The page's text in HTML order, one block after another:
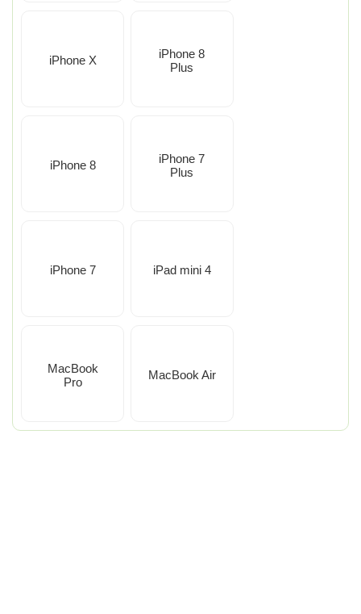
iPhone X
iPhone 8
Plus
iPhone 8
iPhone 7
Plus
iPhone 7 iPad mini 4
MacBook
Pro
MacBook Air